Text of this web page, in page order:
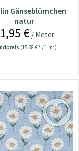
Gänseblümchen
natur
€ / Meter
(15,68 € * / 1 m²)